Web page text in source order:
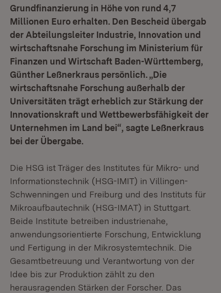
Grundfinanzierung in Höhe von rund 4,7
Millionen Euro erhalten. Den Bescheid übergab
der Abteilungsleiter Industrie, Innovation und
wirtschaftsnahe Forschung im Ministerium für
Finanzen und Wirtschaft Baden-Württemberg,
Günther Leßnerkraus persönlich. „Die
wirtschaftsnahe Forschung außerhalb der
Universitäten trägt erheblich zur Stärkung der
Innovationskraft und Wettbewerbsfähigkeit der
Unternehmen im Land bei“, sagte Leßnerkraus
bei der Übergabe.
Die HSG ist Träger des Institutes für Mikro- und
Informationstechnik (HSG-IMIT) in Villingen-
Schwenningen und Freiburg und des Instituts für
Mikroaufbautechnik (HSG-IMAT) in Stuttgart.
Beide Institute betreiben industrienahe,
anwendungsorientierte Forschung, Entwicklung
und Fertigung in der Mikrosystemtechnik. Die
Gesamtbetreuung und Verantwortung von der
Idee bis zur Produktion zählt zu den
herausragenden Stärken der Forscher. Das